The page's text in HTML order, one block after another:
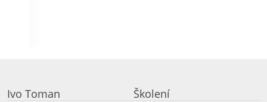
Ivo Toman Školení